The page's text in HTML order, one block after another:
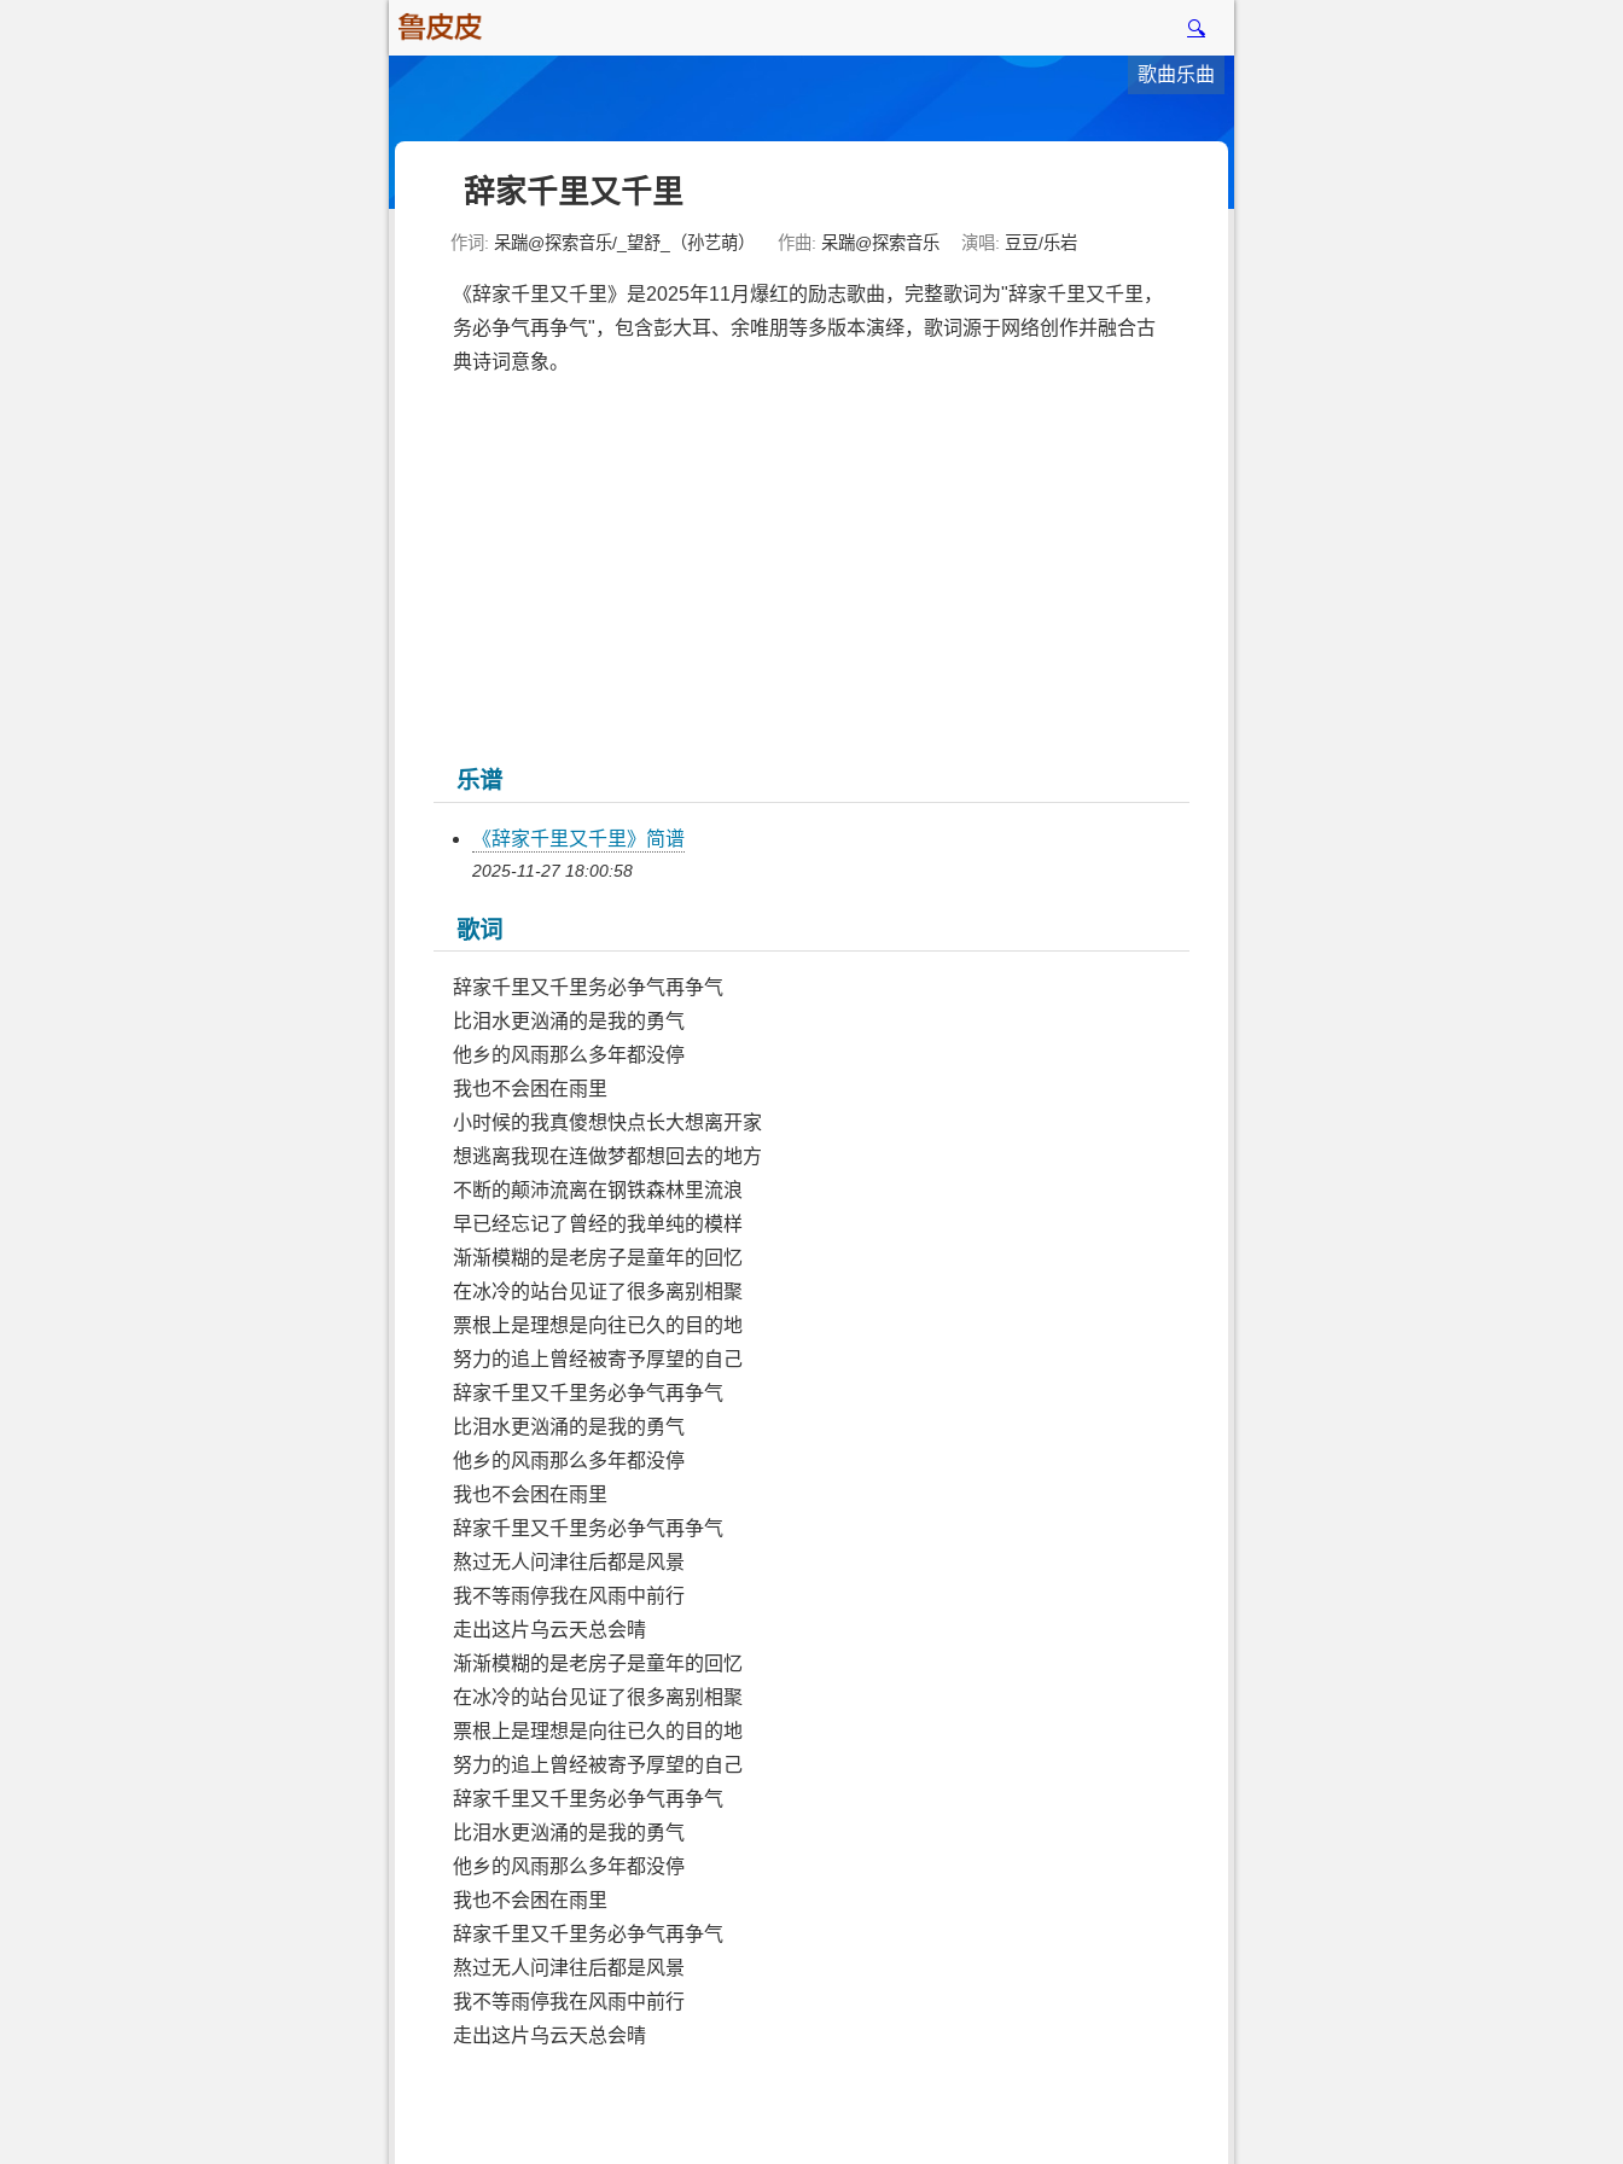
🔍
歌曲乐曲
辞家千里又千里
作词: 呆踹@探索音乐/_望舒_（孙艺萌） 作曲: 呆踹@探索音乐 演唱: 豆豆/乐岩
《辞家千里又千里》是2025年11月爆红的励志歌曲，完整歌词为"辞家千里又千里，
务必争气再争气"，包含彭大耳、余唯朋等多版本演绎，歌词源于网络创作并融合古
典诗词意象。
乐谱
《辞家千里又千里》简谱
2025-11-27 18:00:58
歌词
辞家千里又千里务必争气再争气
比泪水更汹涌的是我的勇气
他乡的风雨那么多年都没停
我也不会困在雨里
小时候的我真傻想快点长大想离开家
想逃离我现在连做梦都想回去的地方
不断的颠沛流离在钢铁森林里流浪
早已经忘记了曾经的我单纯的模样
渐渐模糊的是老房子是童年的回忆
在冰冷的站台见证了很多离别相聚
票根上是理想是向往已久的目的地
努力的追上曾经被寄予厚望的自己
辞家千里又千里务必争气再争气
比泪水更汹涌的是我的勇气
他乡的风雨那么多年都没停
我也不会困在雨里
辞家千里又千里务必争气再争气
熬过无人问津往后都是风景
我不等雨停我在风雨中前行
走出这片乌云天总会晴
渐渐模糊的是老房子是童年的回忆
在冰冷的站台见证了很多离别相聚
票根上是理想是向往已久的目的地
努力的追上曾经被寄予厚望的自己
辞家千里又千里务必争气再争气
比泪水更汹涌的是我的勇气
他乡的风雨那么多年都没停
我也不会困在雨里
辞家千里又千里务必争气再争气
熬过无人问津往后都是风景
我不等雨停我在风雨中前行
走出这片乌云天总会晴